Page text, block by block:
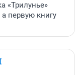
«Трилунье»
первую книгу